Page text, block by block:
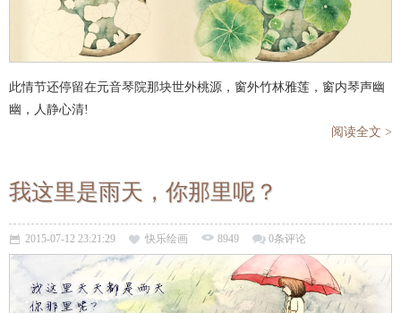
此情节还停留在元音琴院那块世外桃源，窗外竹林雅莲，窗内琴声幽
幽，人静心清!
阅读全文 >
我这里是雨天，你那里呢？
2015-07-12 23:21:29 快乐绘画 8949 0条评论